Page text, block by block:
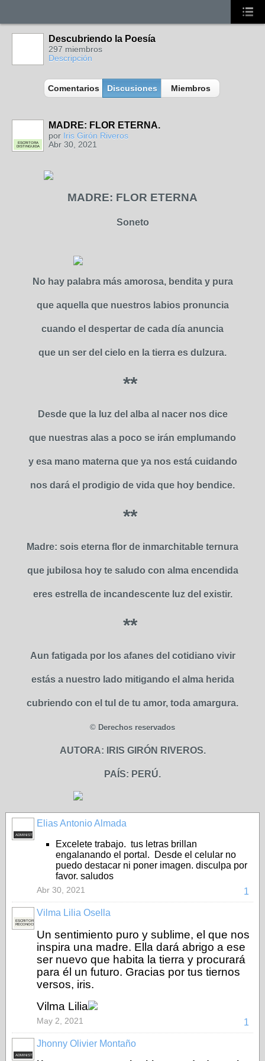
Descubriendo la Poesía
297 miembros
Descripción
Comentarios Discusiones Miembros
ESCRITORA
DISTINGUIDA
MADRE: FLOR ETERNA.
por Iris Girón Riveros
Abr 30, 2021
MADRE: FLOR ETERNA
Soneto
No hay palabra más amorosa, bendita y pura
que aquella que nuestros labios pronuncia
cuando el despertar de cada día anuncia
que un ser del cielo en la tierra es dulzura.
**
Desde que la luz del alba al nacer nos dice
que nuestras alas a poco se irán emplumando
y esa mano materna que ya nos está cuidando
nos dará el prodigio de vida que hoy bendice.
**
Madre: sois eterna flor de inmarchitable ternura
que jubilosa hoy te saludo con alma encendida
eres estrella de incandescente luz del existir.
**
Aun fatigada por los afanes del cotidiano vivir
estás a nuestro lado mitigando el alma herida
cubriendo con el tul de tu amor, toda amargura.
© Derechos reservados
AUTORA: IRIS GIRÓN RIVEROS.
PAÍS: PERÚ.
ADMINISTRADOR
Elias Antonio Almada
Excelete trabajo. tus letras brillan
engalanando el portal. Desde el celular no
puedo destacar ni poner imagen. disculpa por
favor. saludos
1
Abr 30, 2021
ESCRITORA
RECONOCIDA
Vilma Lilia Osella
Un sentimiento puro y sublime, el que nos
inspira una madre. Ella dará abrigo a ese
ser nuevo que habita la tierra y procurará
para él un futuro. Gracias por tus tiernos
versos, iris.
Vilma Lilia
1
May 2, 2021
ADMINISTRADOR
Jhonny Olivier Montaño